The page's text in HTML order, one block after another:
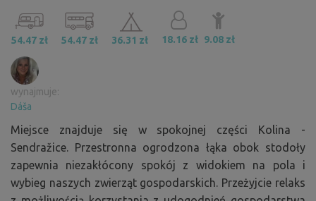
54.47 zł 54.47 zł 36.31 zł 18.16 zł 9.08 zł
wynajmuje:
Dáša
Miejsce znajduje się w spokojnej części Kolina -
Sendražice. Przestronna ogrodzona łąka obok stodoły
zapewnia niezakłócony spokój z widokiem na pola i
wybieg naszych zwierząt gospodarskich. Przeżyjcie relaks